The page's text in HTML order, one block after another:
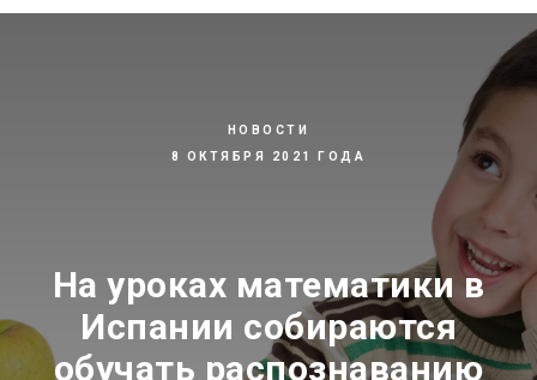
НОВОСТИ
8 ОКТЯБРЯ 2021 ГОДА
На уроках математики в
Испании собираются
обучать распознаванию